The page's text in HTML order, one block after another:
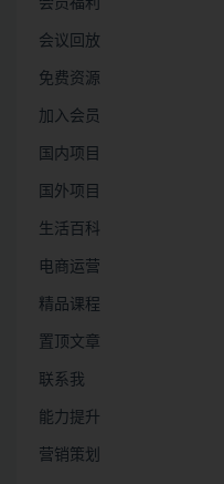
会员福利
会议回放
免费资源
加入会员
国内项目
国外项目
生活百科
电商运营
精品课程
置顶文章
联系我
能力提升
营销策划